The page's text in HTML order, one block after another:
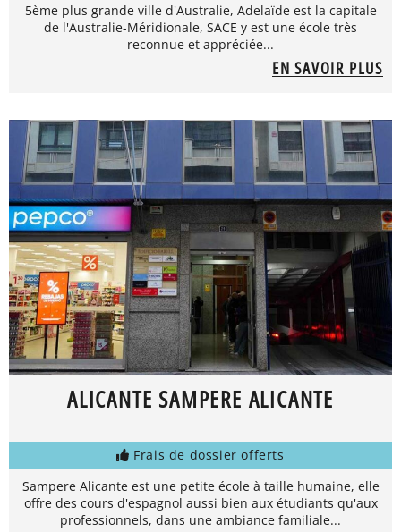
5ème plus grande ville d'Australie, Adelaïde est la capitale
de l'Australie-Méridionale, SACE y est une école très
reconnue et appréciée...
EN SAVOIR PLUS
ALICANTE SAMPERE ALICANTE
Frais de dossier offerts
Sampere Alicante est une petite école à taille humaine, elle
offre des cours d'espagnol aussi bien aux étudiants qu'aux
professionnels, dans une ambiance familiale...